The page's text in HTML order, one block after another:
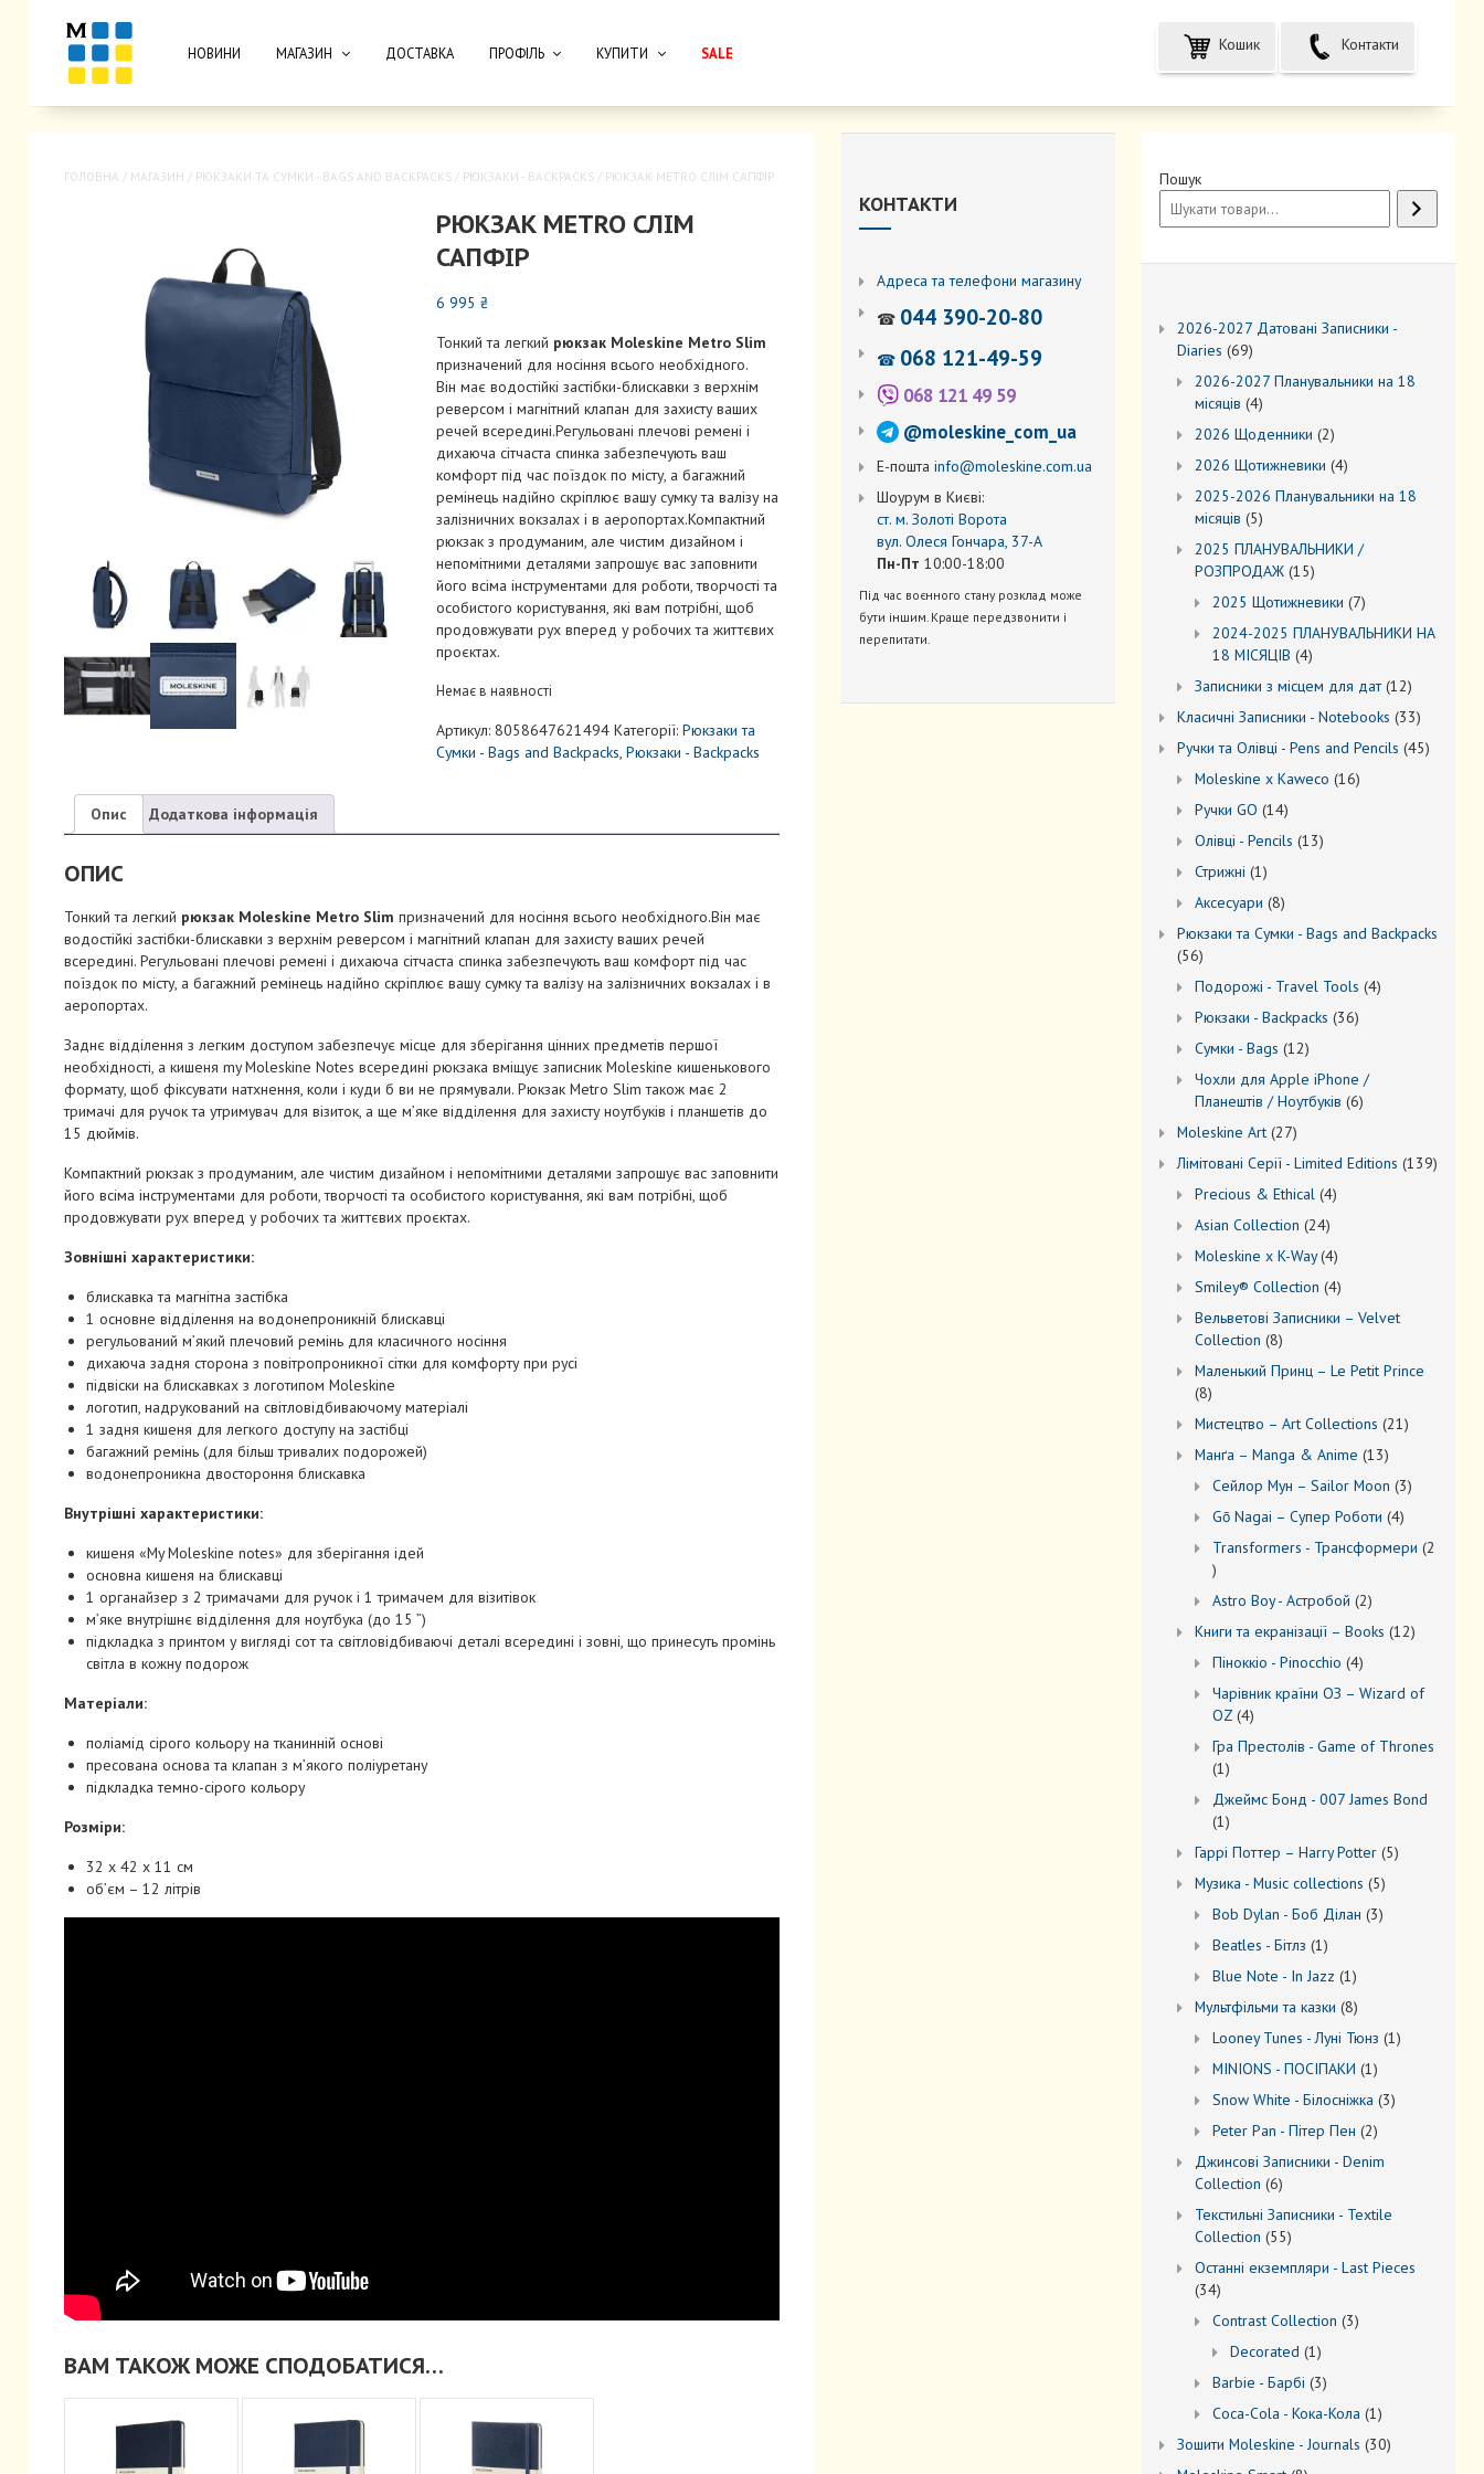
НОВИНИ МАГАЗИН ДОСТАВКА ПРОФІЛЬ КУПИТИ SALE Кошик Контакти
ГОЛОВНА / МАГАЗИН / РЮКЗАКИ ТА CУМКИ - BAGS AND BACKPACKS / РЮКЗАКИ - BACKPACKS / РЮКЗАК METRO СЛІМ САПФІР
РЮКЗАК METRO СЛІМ
САПФІР
6 995 ₴
Тонкий та легкий рюкзак Moleskine Metro Slim
призначений для носіння всього необхідного.
Він має водостійкі застібки-блискавки з верхнім
реверсом і магнітний клапан для захисту ваших
речей всередині.Регульовані плечові ремені і
дихаюча сітчаста спинка забезпечують ваш
комфорт під час поїздок по місту, а багажний
ремінець надійно скріплює вашу сумку та валізу на
залізничних вокзалах і в аеропортах.Компактний
рюкзак з продуманим, але чистим дизайном і
непомітними деталями запрошує вас заповнити
його всіма інструментами для роботи, творчості та
особистого користування, які вам потрібні, щоб
продовжувати рух вперед у робочих та життєвих
проєктах.
Немає в наявності
Артикул: 8058647621494 Категорії: Рюкзаки та
Cумки - Bags and Backpacks, Рюкзаки - Backpacks
Опис Додаткова інформація
ОПИС
Тонкий та легкий рюкзак Moleskine Metro Slim призначений для носіння всього необхідного.Він має
водостійкі застібки-блискавки з верхнім реверсом і магнітний клапан для захисту ваших речей
всередині. Регульовані плечові ремені і дихаюча сітчаста спинка забезпечують ваш комфорт під час
поїздок по місту, а багажний ремінець надійно скріплює вашу сумку та валізу на залізничних вокзалах і в
аеропортах.
Заднє відділення з легким доступом забезпечує місце для зберігання цінних предметів першої
необхідності, а кишеня my Moleskine Notes всередині рюкзака вміщує записник Moleskine кишенькового
формату, щоб фіксувати натхнення, коли і куди б ви не прямували. Рюкзак Metro Slim також має 2
тримачі для ручок та утримувач для візиток, а ще м’яке відділення для захисту ноутбуків і планшетів до
15 дюймів.
Компактний рюкзак з продуманим, але чистим дизайном і непомітними деталями запрошує вас заповнити
його всіма інструментами для роботи, творчості та особистого користування, які вам потрібні, щоб
продовжувати рух вперед у робочих та життєвих проєктах.
Зовнішні характеристики:
блискавка та магнітна застібка
1 основне відділення на водонепроникній блискавці
регульований м’який плечовий ремінь для класичного носіння
дихаюча задня сторона з повітропроникної сітки для комфорту при русі
підвіски на блискавках з логотипом Moleskine
логотип, надрукований на світловідбиваючому матеріалі
1 задня кишеня для легкого доступу на застібці
багажний ремінь (для більш тривалих подорожей)
водонепроникна двостороння блискавка
Внутрішні характеристики:
кишеня «My Moleskine notes» для зберігання ідей
основна кишеня на блискавці
1 органайзер з 2 тримачами для ручок і 1 тримачем для візитівок
м’яке внутрішнє відділення для ноутбука (до 15 ”)
підкладка з принтом у вигляді сот та світловідбиваючі деталі всередині і зовні, що принесуть промінь
світла в кожну подорож
Матеріали:
поліамід сірого кольору на тканинній основі
пресована основа та клапан з м’якого поліуретану
підкладка темно-сірого кольору
Розміри:
32 x 42 x 11 см
об’єм – 12 літрів
ВАМ ТАКОЖ МОЖЕ СПОДОБАТИСЯ…
КОНТАКТИ
Адреса та телефони магазину
☎ 044 390-20-80
☎ 068 121-49-59
068 121 49 59
@moleskine_com_ua
Е-пошта info@moleskine.com.ua
Шоурум в Києві:
ст. м. Золоті Ворота
вул. Олеся Гончара, 37-А
Пн-Пт 10:00-18:00
Під час воєнного стану розклад може
бути іншим. Краще передзвонити і
перепитати.
Пошук
2026-2027 Датовані Записники -
Diaries 6969
товарів
2026-2027 Планувальники на 18
місяців 44
2026 Щоденники 22
товари
2026 Щотижневики 44
2025-2026 Планувальники на 18
місяців 55
товарів
2025 ПЛАНУВАЛЬНИКИ /
РОЗПРОДАЖ 1515
товарів
2025 Щотижневики 77
товарів
2024-2025 ПЛАНУВАЛЬНИКИ НА
18 МІСЯЦІВ 44
Записники з місцем для дат 1212
товарів
Kласичні Записники - Notebooks 3333
товари
Ручки та Олівці - Pens and Pencils 4545
Moleskine x Kaweco 1616
Ручки GO 1414
товарів
Oлівці - Pencils 1313
Стрижні 11
товар
Аксесуари 88
товарів
Рюкзаки та Cумки - Bags and Backpacks
5656
товарів
Подорожі - Travel Tools 44
Рюкзаки - Backpacks 3636
Сумки - Bags 1212
товарів
Чохли для Apple iPhone /
Планештів / Ноутбуків 66
Moleskine Art 2727
товарів
Лiмiтовані Серії - Limited Editions 139139
Precious & Ethical 44
Asian Collection 2424
товари
Moleskine x K-Way 44
товари
Smiley® Collection 44
товари
Вельветові Записники – Velvet
Collection 88
товарів
Маленький Принц – Le Petit Prince
88
Мистецтво – Art Collections 2121
Манґа – Manga & Anime 1313
товарів
Сейлор Мун – Sailor Moon 33
Gō Nagai – Супер Роботи 44
товари
Transformers - Трансформери 2
2
товари
Astro Boy - Астробой 22
товари
Книги та екранізації – Books 1212
Піноккіо - Pinocchio 44
товари
Чарівник країни ОЗ – Wizard of
OZ 44
Гра Престолів - Game of Thrones
11
товар
Джеймс Бонд - 007 James Bond
11
товар
Гаррі Поттер – Harry Potter 55
Музика - Music collections 55
Bob Dylan - Боб Ділан 33
Beatles - Бітлз 11
товар
Blue Note - In Jazz 11
товар
Мультфільми та казки 88
товарів
Looney Tunes - Луні Тюнз 11
MINIONS - ПОСІПАКИ 11
товар
Snow White - Білосніжка 33
Peter Pan - Пітер Пен 22
Джинсові Записники - Denim
Collection 66
Текстильні Записники - Textile
Collection 5555
Останні екземпляри - Last Pieces
3434
товари
Contrast Collection 33
Decorated 11
товар
Barbie - Барбі 33
товари
Coca-Cola - Кока-Кола 11
товар
Зошити Moleskine - Journals 3030